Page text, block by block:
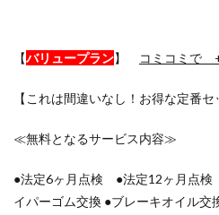
【バリュープラン】 コミコミで
【これは間違いなし！お得な定番セ
≪無料となるサービス内容≫
●法定6ヶ月点検 ●法定12ヶ月点検
イパーゴム交換 ●ブレーキオイル交